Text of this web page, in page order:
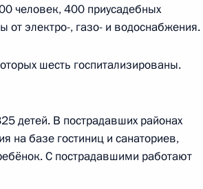
человек, 400 приусадебных
от электро-, газо- и водоснабжения.
шесть госпитализированы.
детей. В пострадавших районах
на базе гостиниц и санаториев,
С пострадавшими работают